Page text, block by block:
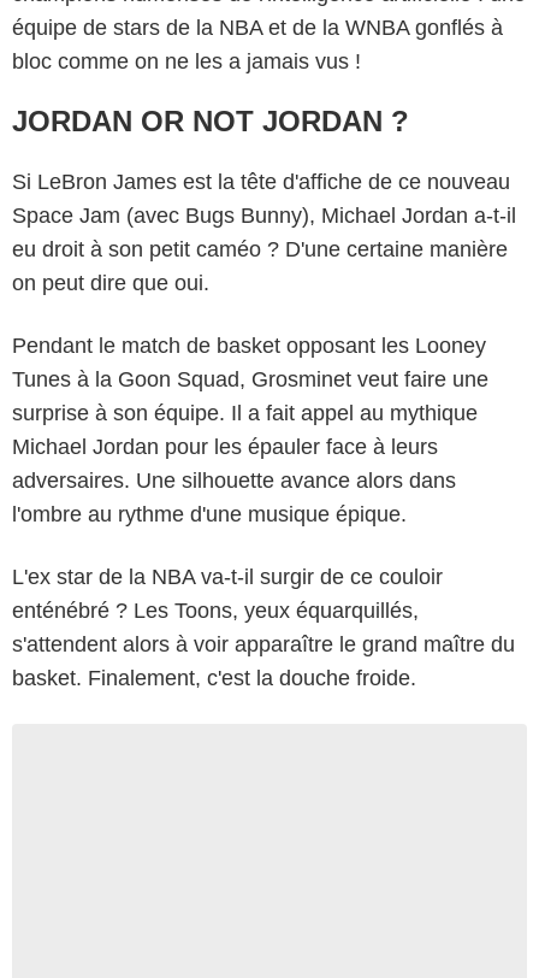
équipe de stars de la NBA et de la WNBA gonflés à
bloc comme on ne les a jamais vus !
JORDAN OR NOT JORDAN ?
Si LeBron James est la tête d'affiche de ce nouveau
Space Jam (avec Bugs Bunny), Michael Jordan a-t-il
eu droit à son petit caméo ? D'une certaine manière
on peut dire que oui.
Pendant le match de basket opposant les Looney
Tunes à la Goon Squad, Grosminet veut faire une
surprise à son équipe. Il a fait appel au mythique
Michael Jordan pour les épauler face à leurs
adversaires. Une silhouette avance alors dans
l'ombre au rythme d'une musique épique.
L'ex star de la NBA va-t-il surgir de ce couloir
enténébré ? Les Toons, yeux équarquillés,
s'attendent alors à voir apparaître le grand maître du
basket. Finalement, c'est la douche froide.